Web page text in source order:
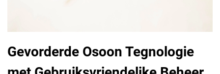
Gevorderde Osoon Tegnologie